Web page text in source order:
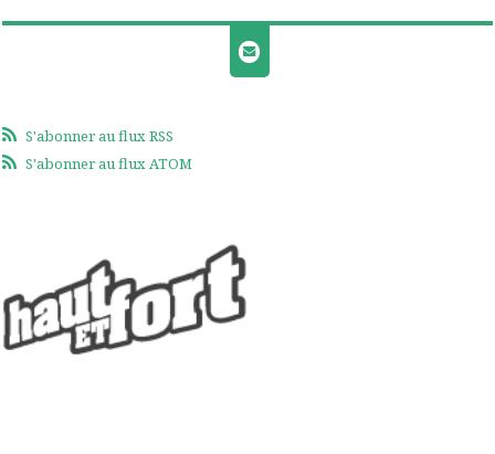
S'abonner au flux RSS
S'abonner au flux ATOM